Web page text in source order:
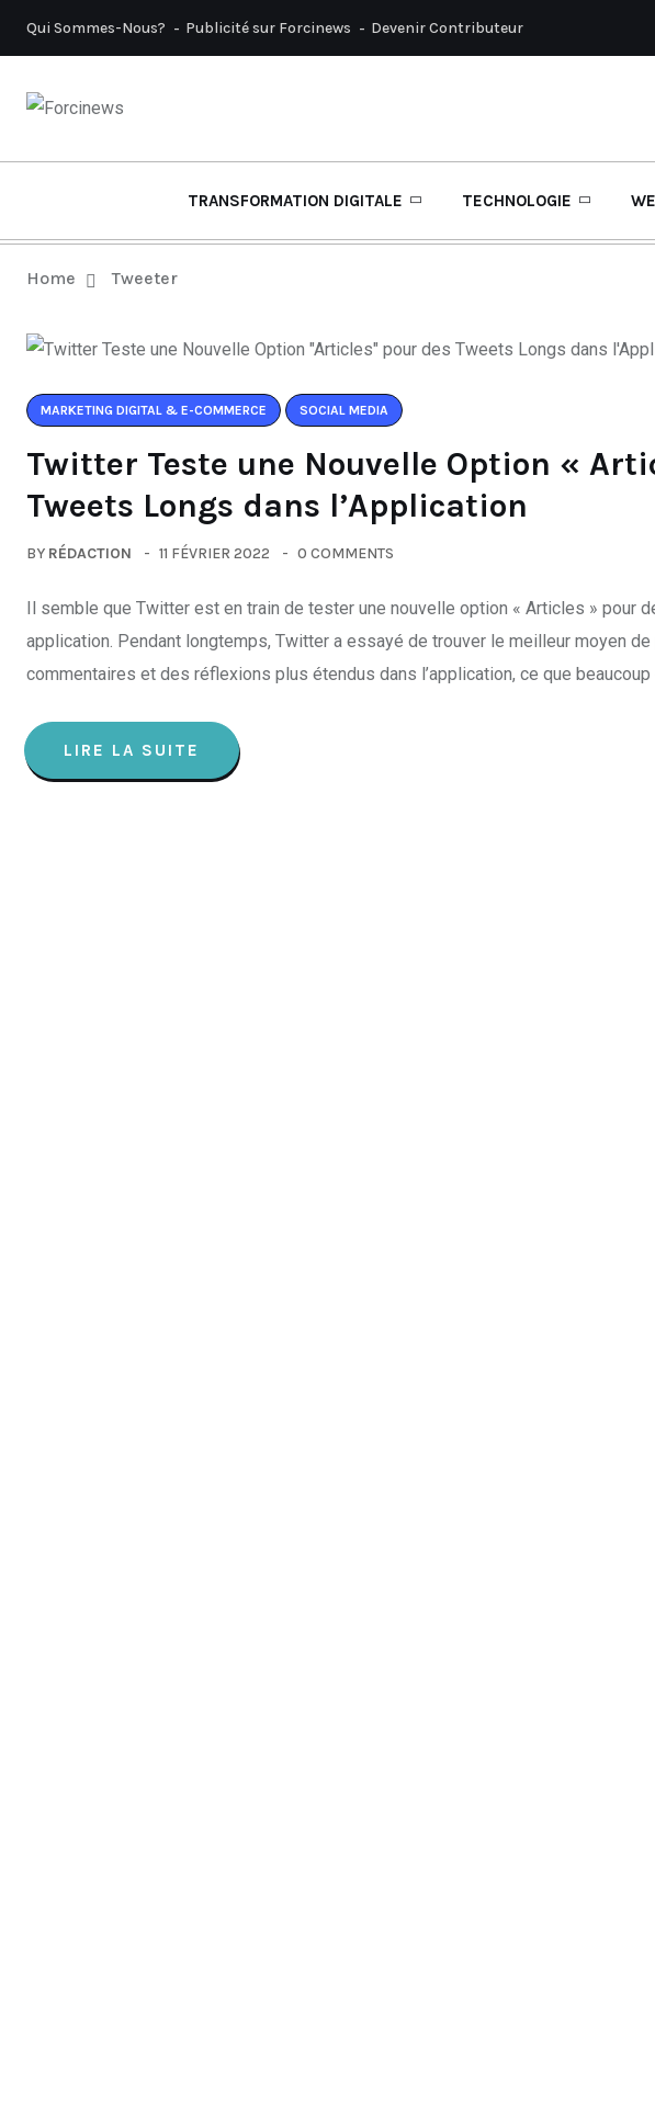
Qui Sommes-Nous? Publicité sur Forcinews Devenir Contributeur
TRANSFORMATION DIGITALE TECHNOLOGIE
Home Tweeter
MARKETING DIGITAL & E-COMMERCE SOCIAL MEDIA
Twitter Teste une Nouvelle Option «
Tweets Longs dans l’Application
BY RÉDACTION 11 FÉVRIER 2022 0 COMMENTS
Il semble que Twitter est en train de tester une nouvelle option « Articles » pour
application. Pendant longtemps, Twitter a essayé de trouver le meilleur moyen
commentaires et des réflexions plus étendus dans l’application, ce que
LIRE LA SUITE